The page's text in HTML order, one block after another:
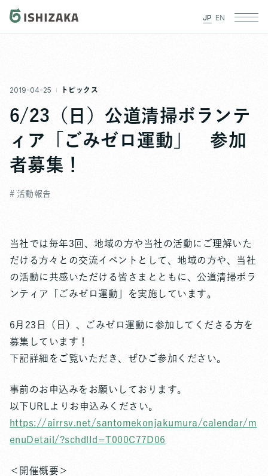
JP EN
2019-04-25 トピックス
6/23（日）公道清掃ボランテ
ィア「ごみゼロ運動」 参加
者募集！
# 活動報告
当社では毎年3回、地域の方や当社の活動にご理解いた
だける方々との交流イベントとして、地域の方や、当社
の活動に共感いただける皆さまとともに、公道清掃ボラ
ンティア「ごみゼロ運動」を実施しています。
6月23日（日）、ごみゼロ運動に参加してくださる方を
募集しています！
下記詳細をご覧いただき、ぜひご参加ください。
事前のお申込みをお願いしております。
以下URLよりお申込みください。
https://airrsv.net/santomekonjakumura/calendar/m
enuDetail/?schdlId=T000C77D06
＜開催概要＞